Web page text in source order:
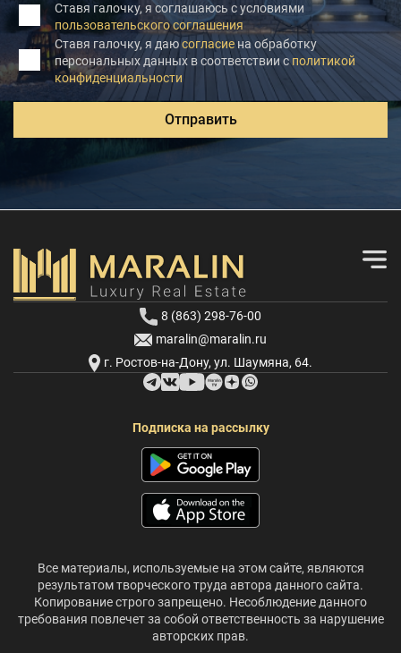
Ставя галочку, я соглашаюсь с условиями
пользовательского соглашения
Ставя галочку, я даюсогласиена обработку
персональных данных в соответствии сполитикой
конфиденциальности
Отправить
8 (863) 298-76-00
maralin@maralin.ru
г. Ростов-на-Дону, ул. Шаумяна, 64.
Подписка на рассылку
Все материалы, используемые на этом сайте, являются
результатом творческого труда автора данного сайта.
Копирование строго запрещено. Несоблюдение данного
требования повлечет за собой ответственность за нарушение
авторских прав.